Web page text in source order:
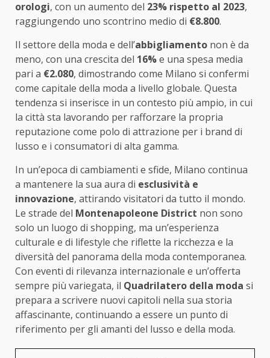
orologi, con un aumento del 23% rispetto al 2023,
raggiungendo uno scontrino medio di €8.800.
Il settore della moda e dell’abbigliamento non è da
meno, con una crescita del 16%e una spesa media
pari a €2.080, dimostrando come Milano si confermi
come capitale della moda a livello globale. Questa
tendenza si inserisce in un contesto più ampio, in cui
la città sta lavorando per rafforzare la propria
reputazione come polo di attrazione per i brand di
lusso e i consumatori di alta gamma.
In un’epoca di cambiamenti e sfide, Milano continua
a mantenere la sua aura di esclusività e
innovazione, attirando visitatori da tutto il mondo.
Le strade del Montenapoleone District non sono
solo un luogo di shopping, ma un’esperienza
culturale e di lifestyle che riflette la ricchezza e la
diversità del panorama della moda contemporanea.
Con eventi di rilevanza internazionale e un’offerta
sempre più variegata, il Quadrilatero della moda si
prepara a scrivere nuovi capitoli nella sua storia
affascinante, continuando a essere un punto di
riferimento per gli amanti del lusso e della moda.